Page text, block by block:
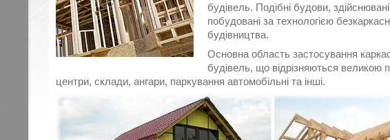
будівель. Подібні будови,
побудовані за технологією
будівництва.
Основна область застосування
будівель, що відрізняються великою
центри, склади, ангари, паркування автомобільні та інші.